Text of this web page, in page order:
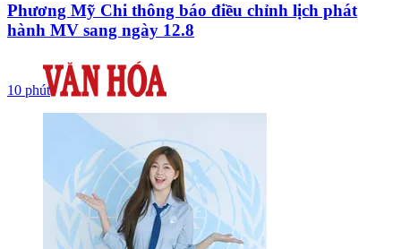
Phương Mỹ Chi thông báo điều chỉnh lịch phát
hành MV sang ngày 12.8
10 phút